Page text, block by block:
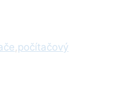
,počítačový